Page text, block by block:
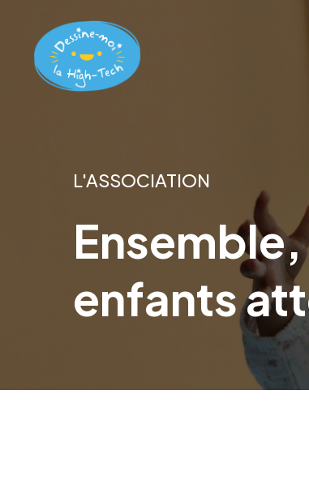
content
L'ASSOCIATION
Ensemble,
enfants